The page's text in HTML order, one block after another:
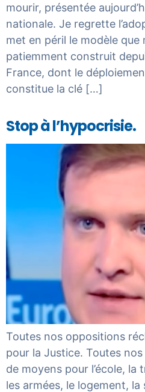
mourir, présentée
nationale. Je regrette
met en péril le modèle que
patiemment construit
France, dont le
constitue la clé […]
Stop à l’hypocrisie.
Toutes nos oppositions
pour la Justice. Toutes
de moyens pour l’école, la
les armées, le logement, la